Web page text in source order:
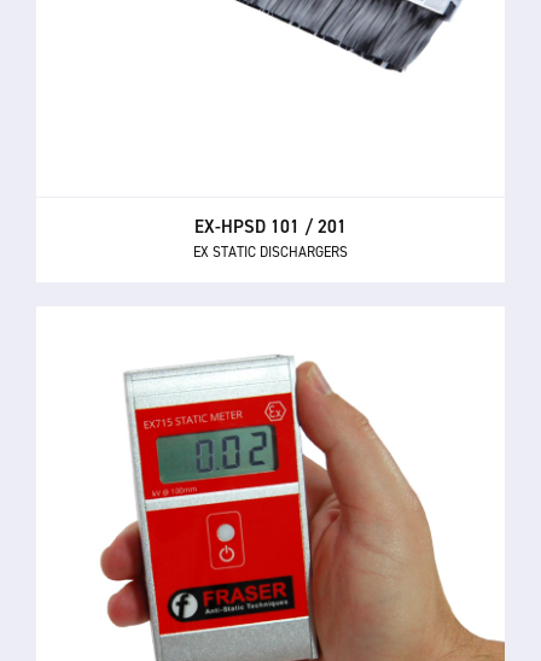
EX-HPSD 101 / 201
EX STATIC DISCHARGERS